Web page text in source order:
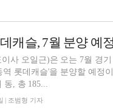
캐슬, 7월 분양 예
사 오일근)은 오는 7월 경
역 롯데캐슬'을 분양할 예정
동, 총 185...
| 조범형 기자